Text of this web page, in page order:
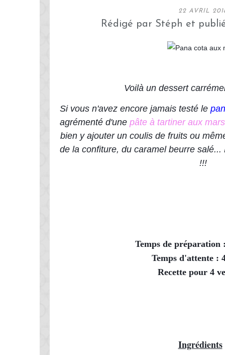
22 AVRIL
Rédigé par Stéph et
Voilà un dessert
Si vous n'avez encore jamais testé le
agrémenté d'une pâte à tartiner aux mars
bien y ajouter un coulis de fruits ou
de la confiture, du caramel beurre
!!!
Temps de préparation
Temps d'attente :
Recette pour 4
Ingrédients